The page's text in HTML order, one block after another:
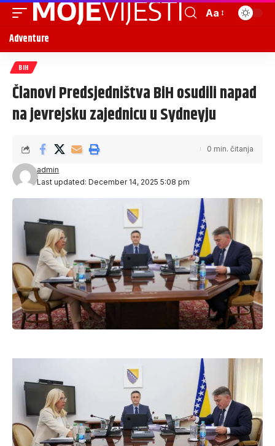
Aa
Adventure
BIH
Članovi Predsjedništva BiH osudili napad
na jevrejsku zajednicu u Sydneyju
Last updated: December 14, 2025 5:08 pm
admin
0 min. čitanja